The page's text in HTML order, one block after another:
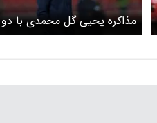
مذاکره یحیی گل محمدی با دو
تیم عراقی